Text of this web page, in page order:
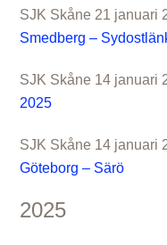
SJK Skåne 21 januari
Smedberg –
SJK Skåne 14 januari
2025
SJK Skåne 14 januari
Göteborg – Särö
2025